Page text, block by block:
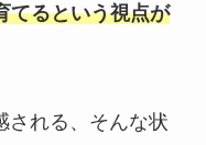
てるという視点が
される、そんな状